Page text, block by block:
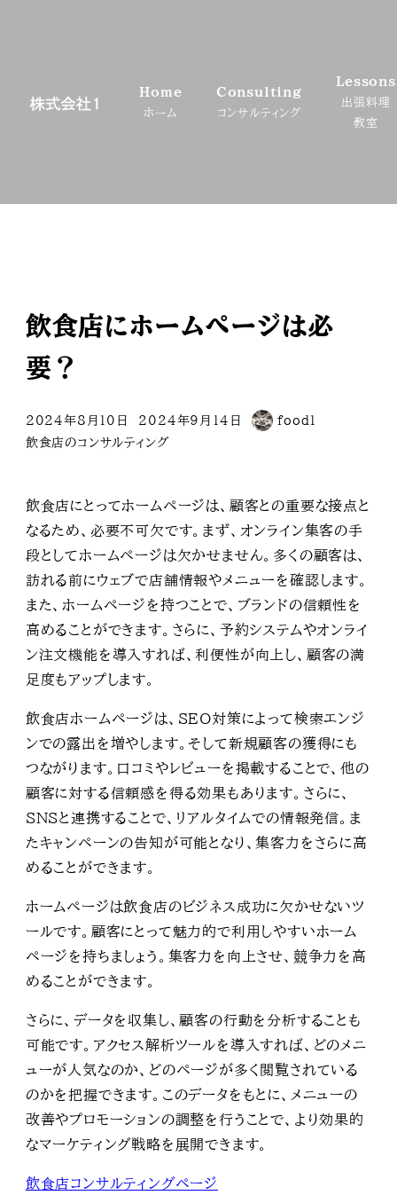
Home
ホーム
Consulting
コンサルティング
Lessons
出張料理
教室
飲食店にホームページは必
要？
2024年8月10日 2024年9月14日
著
food1
カテゴリー
飲食店のコンサルティング
飲食店にとってホームページは、顧客との重要な接点と
なるため、必要不可欠です。まず、オンライン集客の手
段としてホームページは欠かせません。多くの顧客は、
訪れる前にウェブで店舗情報やメニューを確認します。
また、ホームページを持つことで、ブランドの信頼性を
高めることができます。さらに、予約システムやオンライ
ン注文機能を導入すれば、利便性が向上し、顧客の満
足度もアップします。
飲食店ホームページは、SEO対策によって検索エンジ
ンでの露出を増やします。そして新規顧客の獲得にも
つながります。口コミやレビューを掲載することで、他の
顧客に対する信頼感を得る効果もあります。さらに、
SNSと連携することで、リアルタイムでの情報発信。ま
たキャンペーンの告知が可能となり、集客力をさらに高
めることができます。
ホームページは飲食店のビジネス成功に欠かせないツ
ールです。顧客にとって魅力的で利用しやすいホーム
ページを持ちましょう。集客力を向上させ、競争力を高
めることができます。
さらに、データを収集し、顧客の行動を分析することも
可能です。アクセス解析ツールを導入すれば、どのメニ
ューが人気なのか、どのページが多く閲覧されている
のかを把握できます。このデータをもとに、メニューの
改善やプロモーションの調整を行うことで、より効果的
なマーケティング戦略を展開できます。
飲食店コンサルティングページ